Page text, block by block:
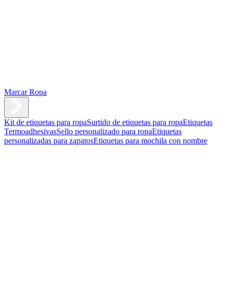
Marcar Ropa
Kit de etiquetas para ropaSurtido de etiquetas para ropaEtiquetas
TermoadhesivasSello personalizado para ropaEtiquetas
personalizadas para zapatosEtiquetas para mochila con nombre